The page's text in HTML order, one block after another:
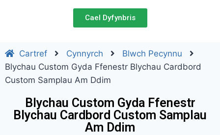
Cael Dyfynbris
Cartref Cynnyrch
Blwch Pecynnu
Blychau Custom Gyda Ffenestr Blychau Cardbord
Custom Samplau Am Ddim
Blychau Custom Gyda Ffenestr
Blychau Cardbord Custom Samplau
Am Ddim